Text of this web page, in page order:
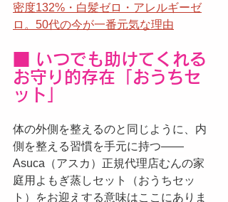
密度132%・白髪ゼロ・アレルギーゼ
ロ。50代の今が一番元気な理由
■ いつでも助けてくれる
お守り的存在「おうちセ
ット」
体の外側を整えるのと同じように、内
側を整える習慣を手元に持つ——
Asuca（アスカ）正規代理店むんの家
庭用よもぎ蒸しセット（おうちセッ
ト）をお迎えする意味はここにありま